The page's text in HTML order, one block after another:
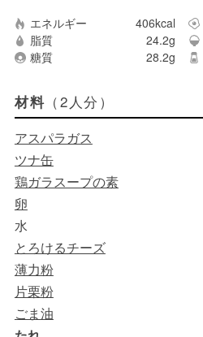
エネルギー 406kcal
脂質
24.2g
糖質
28.2g
材料 （2人分）
アスパラガス
ツナ缶
鶏ガラスープの素
卵
水
とろけるチーズ
薄力粉
片栗粉
ごま油